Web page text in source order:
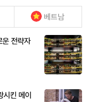
베트남
운 전략자
킨 메이